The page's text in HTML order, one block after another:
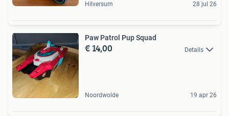
Hilversum 28 jul 26
Paw Patrol Pup Squad
€ 14,00 Details
Noordwolde 19 apr 26